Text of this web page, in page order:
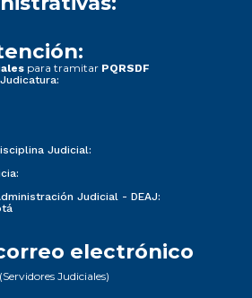
para tramitar PQRSDF
Judicial:
Judicial - DEAJ:
electrónico
(Servidores Judiciales)